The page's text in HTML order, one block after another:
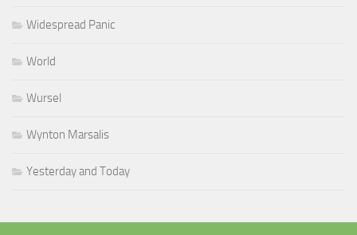
Widespread Panic
World
Wursel
Wynton Marsalis
Yesterday and Today